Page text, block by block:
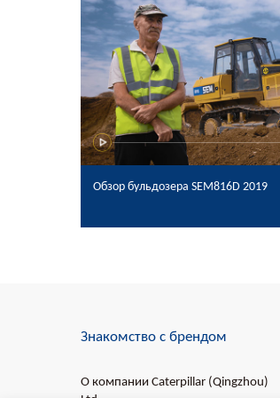
Обзор бульдозера SEM816D 2019
Знакомство с брендом
О компании Caterpillar (Qingzhou)